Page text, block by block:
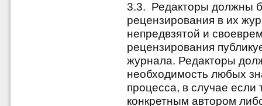
3.3. Редакторы должны
рецензирования в их
непредвзятой и
рецензирования
журнала. Редакторы
необходимость любых
процесса, в случае если
конкретным автором